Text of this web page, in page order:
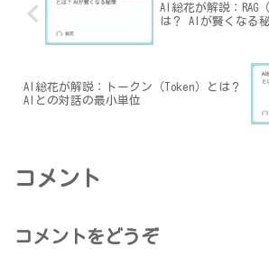
AI総花が解説：RAG
は？ AIが賢くなる
AI総花が解説：トークン（Token）とは？
AIとの対話の最小単位
コメント
コメントをどうぞ